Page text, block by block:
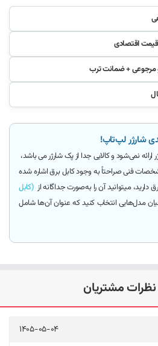
شد خبرم کنید
اقتصادی
شارژر لپ‌تاپ!
نمی‌شود و کالایی جدا از پک شارژر می باشد،
فنی صراحتاً به وجود کابل برق اشاره شده
دارید، میتوانید آن را به‌صورت جداگانه از (کابل
میان مدل‌هایی انتخاب کنید که عنوان آن‌ها شامل
مشتریان
1405-05-04